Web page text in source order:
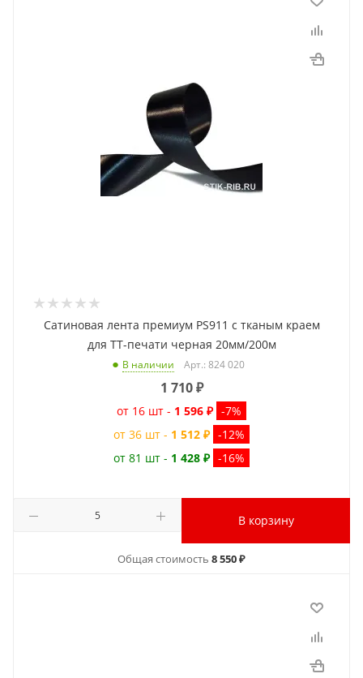
Сатиновая лента премиум PS911 с тканым краем
для ТТ-печати черная 20мм/200м
В наличии Арт.: 824 020
1 710₽
от 16 шт - 1 596 ₽ -7%
от 36 шт - 1 512 ₽ -12%
от 81 шт - 1 428 ₽ -16%
В корзину
Общая стоимость 8 550 ₽